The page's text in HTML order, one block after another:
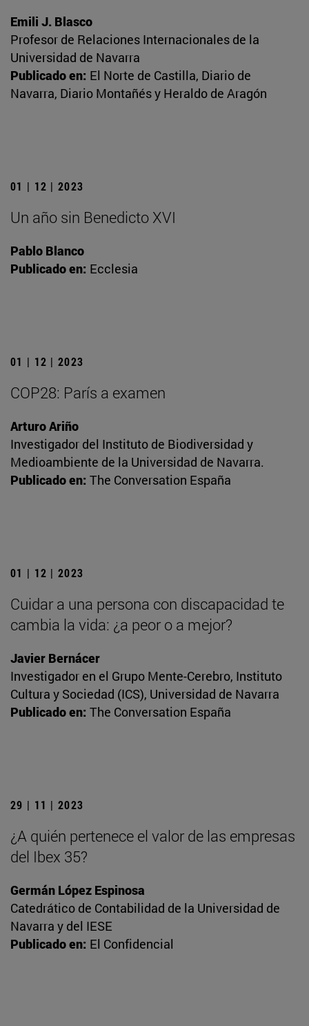
Emili J. Blasco
Profesor de Relaciones Internacionales de la
Universidad de Navarra
Publicado en: El Norte de Castilla, Diario de
Navarra, Diario Montañés y Heraldo de Aragón
01 | 12 | 2023
Un año sin Benedicto XVI
Pablo Blanco
Publicado en: Ecclesia
01 | 12 | 2023
COP28: París a examen
Arturo Ariño
Investigador del Instituto de Biodiversidad y
Medioambiente de la Universidad de Navarra.
Publicado en: The Conversation España
01 | 12 | 2023
Cuidar a una persona con discapacidad te
cambia la vida: ¿a peor o a mejor?
Javier Bernácer
Investigador en el Grupo Mente-Cerebro, Instituto
Cultura y Sociedad (ICS), Universidad de Navarra
Publicado en: The Conversation España
29 | 11 | 2023
¿A quién pertenece el valor de las empresas
del Ibex 35?
Germán López Espinosa
Catedrático de Contabilidad de la Universidad de
Navarra y del IESE
Publicado en: El Confidencial